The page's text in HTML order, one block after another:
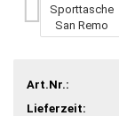
Art.Nr.:
Lieferzeit: